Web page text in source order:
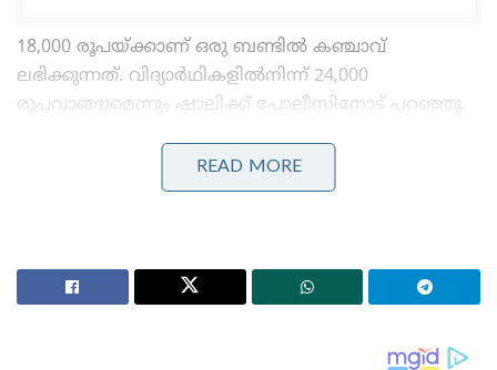
18,000 രൂപയ്ക്കാണ് ഒരു ബണ്ടിൽ കഞ്ചാവ്
ലഭിക്കുന്നത്. വിദ്യാർഥികളിൽനിന്ന് 24,000
രൂപവാങ്ങുമെന്നും ഷാലിക്ക് പോലീസിനോട് പറഞ്ഞു.
കഞ്ചാവ്എത്തുന്നത് ഏതാണ്ട് എല്ലാ വിദ്യാർഥികളും
അറിഞ്ഞിരുന്നുവെന്നും പോലീസ് വ്യക്തമാക്കി.
ലക്ഷ്യമിട്ട് വിൽപ്പനയ്ക്ക് വേണ്ടി കൂടിയാണ്കഞ്ചാവ്
എത്തിച്ചത്. പുറയാർ സ്വദേശികളായ പൂർവ
ഹോസ്റ്റലിൽ കഞ്ചാവ് എത്തിച്ചിരുന്നത്. നാലു
READ MORE